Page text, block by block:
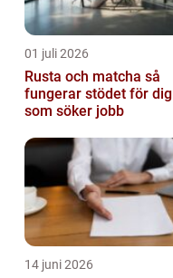
01 juli 2026
Rusta och matcha så
fungerar stödet för dig
som söker jobb
14 juni 2026